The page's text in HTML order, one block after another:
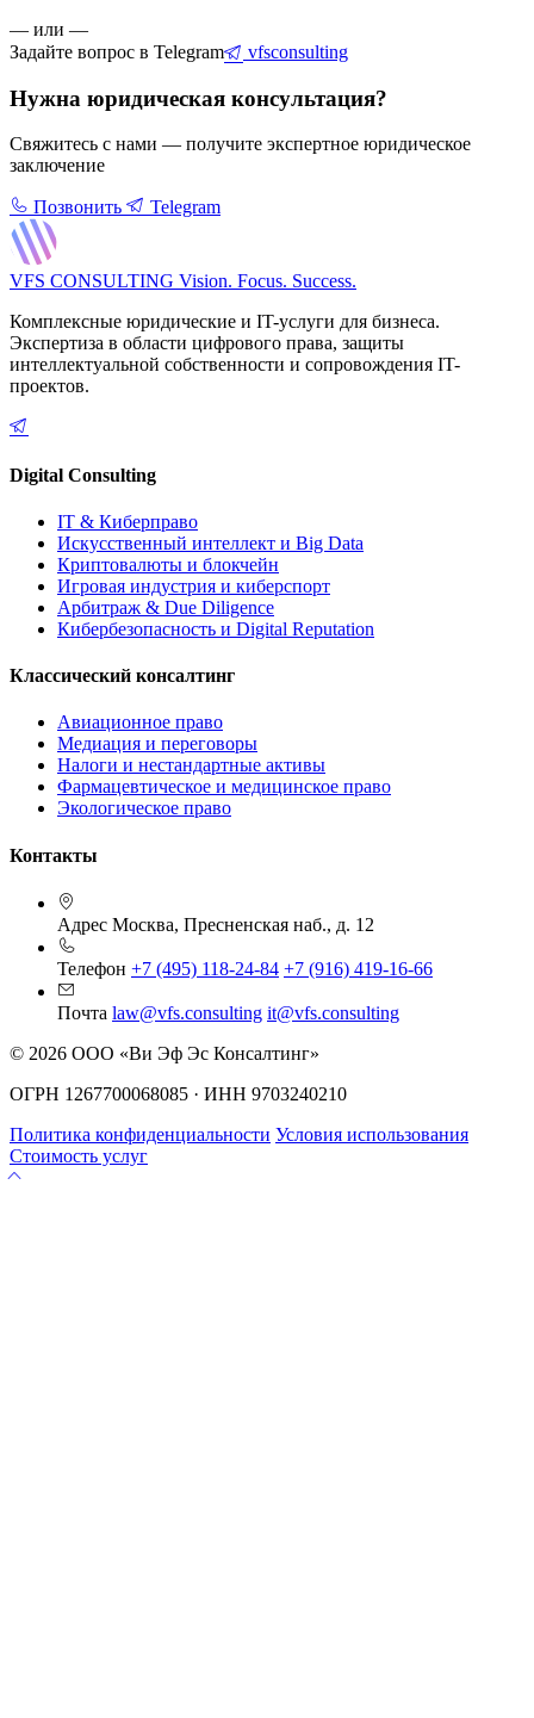
— или —
Задайте вопрос в Telegram
vfsconsulting
Нужна юридическая консультация?
Свяжитесь с нами — получите экспертное юридическое
заключение
Позвонить Telegram
VFS CONSULTING Vision. Focus. Success.
Комплексные юридические и IT-услуги для бизнеса.
Экспертиза в области цифрового права, защиты
интеллектуальной собственности и сопровождения IT-
проектов.
Digital Consulting
IT & Киберправо
Искусственный интеллект и Big Data
Криптовалюты и блокчейн
Игровая индустрия и киберспорт
Арбитраж & Due Diligence
Кибербезопасность и Digital Reputation
Классический консалтинг
Авиационное право
Медиация и переговоры
Налоги и нестандартные активы
Фармацевтическое и медицинское право
Экологическое право
Контакты
Адрес Москва, Пресненская наб., д. 12
Телефон +7 (495) 118-24-84 +7 (916) 419-16-66
Почта law@vfs.consulting it@vfs.consulting
© 2026 ООО «Ви Эф Эс Консалтинг»
ОГРН 1267700068085 · ИНН 9703240210
Политика конфиденциальности Условия использования
Стоимость услуг